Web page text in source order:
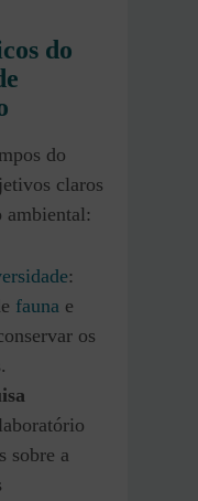
do
do
claros
ambiental:
:
fauna e
os
sobre a